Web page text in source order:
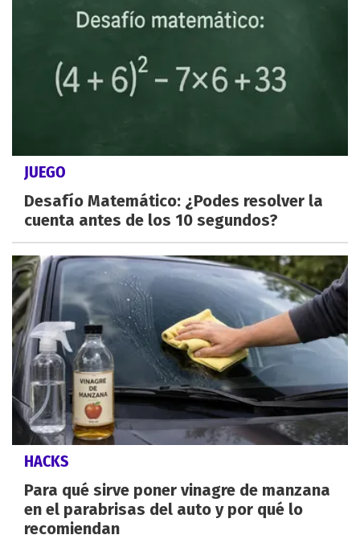
JUEGO
Desafío Matemático: ¿Podes resolver la
cuenta antes de los 10 segundos?
HACKS
Para qué sirve poner vinagre de manzana
en el parabrisas del auto y por qué lo
recomiendan